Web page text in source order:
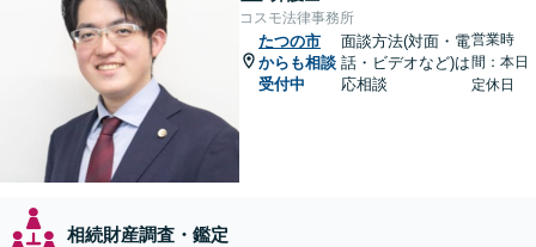
コスモ法律事務所
たつの市
からも相談
受付中
面談方法(対面・電
話・ビデオなど)は
応相談
営業時
間：本日
定休日
相続財産調査・鑑定